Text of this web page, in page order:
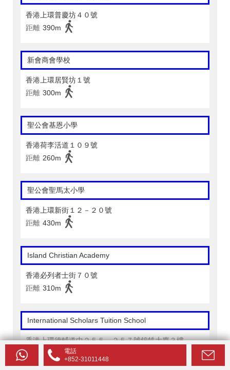
香港上環普慶坊４０號
距離 390m
新會商會學校
香港上環居賢坊１號
距離 300m
聖公會基恩小學
香港荷李活道１０９號
距離 260m
聖公會聖馬太小學
香港上環新街１２－２０號
距離 430m
Island Christian Academy
香港必列者士街７０號
距離 310m
International Scholars Tuition School
香港上環德輔道中２５５－２５７號錦甡大廈３樓
距離
140m
電話
+852-31011448